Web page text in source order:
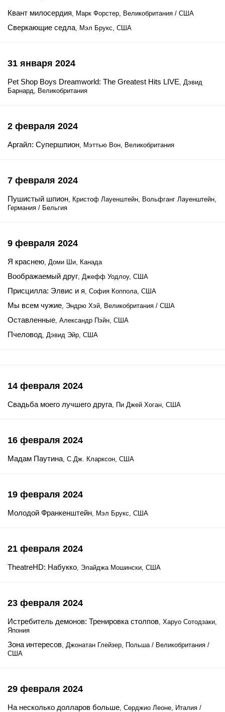
Квант милосердия, Марк Форстер, Великобритания / США
Сверкающие седла, Мэл Брукс, США
31 января 2024
Pet Shop Boys Dreamworld: The Greatest Hits LIVE, Дэвид
Барнард, Великобритания
2 февраля 2024
Аргайл: Супершпион, Мэттью Вон, Великобритания
7 февраля 2024
Пушистый шпион, Кристоф Лауенштейн, Вольфганг Лауенштейн,
Германия / Бельгия
9 февраля 2024
Я краснею, Доми Ши, Канада
Воображаемый друг, Джефф Уодлоу, США
Присцилла: Элвис и я, София Коппола, США
Мы всем чужие, Эндрю Хэй, Великобритания / США
Оставленные, Александр Пэйн, США
Пчеловод, Дэвид Эйр, США
14 февраля 2024
Свадьба моего лучшего друга, Пи Джей Хоган, США
16 февраля 2024
Мадам Паутина, C.Дж. Кларксон, США
19 февраля 2024
Молодой Франкенштейн, Мэл Брукс, США
21 февраля 2024
TheatreHD: Набукко, Элайджа Мошински, США
23 февраля 2024
Истребитель демонов: Тренировка столпов, Харуо Сотодзаки,
Япония
Зона интересов, Джонатан Глейзер, Польша / Великобритания /
США
29 февраля 2024
На несколько долларов больше, Серджио Леоне, Италия /